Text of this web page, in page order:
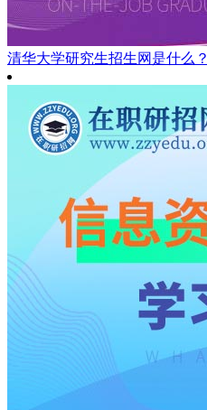
清华大学研究生招生网是什么？